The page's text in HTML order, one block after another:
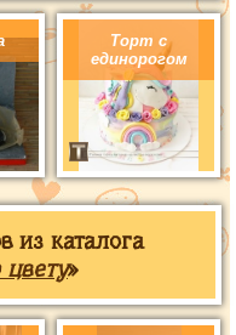
Торт с
единорогом
из каталога
»